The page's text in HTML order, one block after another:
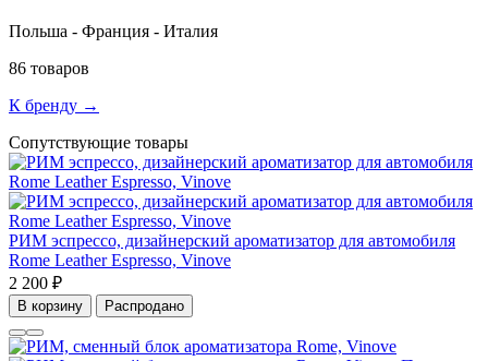
Польша - Франция - Италия
86 товаров
К бренду →
Сопутствующие товары
РИМ эспрессо, дизайнерский ароматизатор для автомобиля
Rome Leather Espresso, Vinove
2 200 ₽
В корзину Распродано